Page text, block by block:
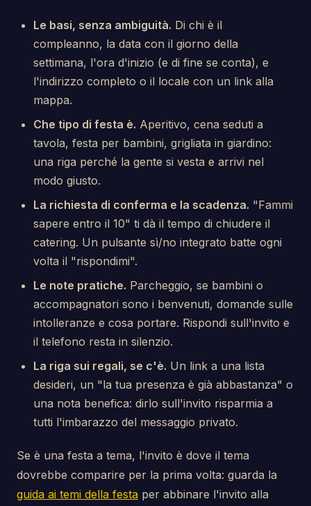
Le basi, senza ambiguità. Di chi è il
compleanno, la data con il giorno della
settimana, l'ora d'inizio (e di fine se conta), e
l'indirizzo completo o il locale con un link alla
mappa.
Che tipo di festa è. Aperitivo, cena seduti a
tavola, festa per bambini, grigliata in giardino:
una riga perché la gente si vesta e arrivi nel
modo giusto.
La richiesta di conferma e la scadenza. "Fammi
sapere entro il 10" ti dà il tempo di chiudere il
catering. Un pulsante sì/no integrato batte ogni
volta il "rispondimi".
Le note pratiche. Parcheggio, se bambini o
accompagnatori sono i benvenuti, domande sulle
intolleranze e cosa portare. Rispondi sull'invito e
il telefono resta in silenzio.
La riga sui regali, se c'è. Un link a una lista
desideri, un "la tua presenza è già abbastanza" o
una nota benefica: dirlo sull'invito risparmia a
tutti l'imbarazzo del messaggio privato.
Se è una festa a tema, l'invito è dove il tema
dovrebbe comparire per la prima volta: guarda la
guida ai temi della festa per abbinare l'invito alla